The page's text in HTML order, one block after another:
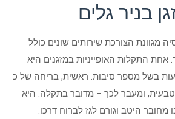
בניר גלים
מגוונת הצורכת שירותים שונים כולל
אחת התקלות האופייניות במזגנים היא
בשל מספר סיבות. ראשית, בריחה של כ
לטבעית, ומעבר לכך – מדובר בתקלה. היא
מחובר היטב וגורם לגז לברוח דרכו.